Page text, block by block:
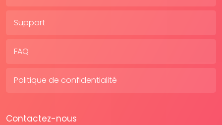
Support
FAQ
Politique de confidentialité
Contactez-nous